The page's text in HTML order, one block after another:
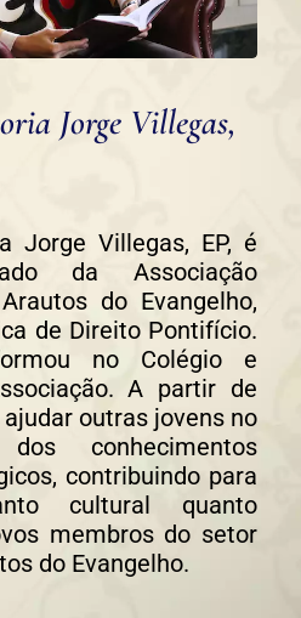
Jorge Villegas,
Jorge Villegas, EP, é
da Associação
do Evangelho,
de Direito Pontifício.
no Colégio e
A partir de
outras jovens no
dos conhecimentos
contribuindo para
cultural quanto
membros do setor
do Evangelho.